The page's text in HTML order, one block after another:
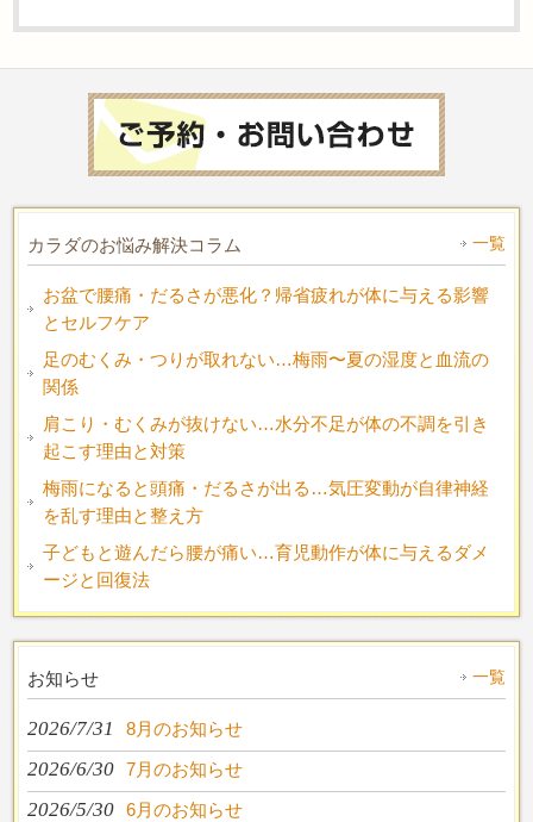
カラダのお悩み解決コラム 一覧
お盆で腰痛・だるさが悪化？帰省疲れが体に与える影響
とセルフケア
足のむくみ・つりが取れない…梅雨〜夏の湿度と血流の
関係
肩こり・むくみが抜けない…水分不足が体の不調を引き
起こす理由と対策
梅雨になると頭痛・だるさが出る…気圧変動が自律神経
を乱す理由と整え方
子どもと遊んだら腰が痛い…育児動作が体に与えるダメ
ージと回復法
お知らせ 一覧
2026/7/31 8月のお知らせ
2026/6/30 7月のお知らせ
2026/5/30 6月のお知らせ